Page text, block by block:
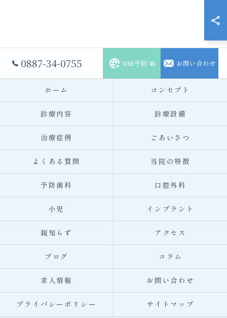
0887-34-0755 WEB予約 お問い合わせ
ホーム コンセプト
診療内容 診療設備
治療症例 ごあいさつ
よくある質問 当院の特徴
予防歯科 口腔外科
小児 インプラント
親知らず アクセス
ブログ コラム
求人情報 お問い合わせ
プライバシーポリシー サイトマップ